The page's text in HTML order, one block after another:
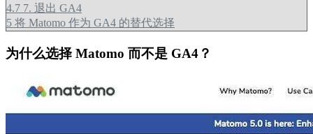
4.7 7. 退出 GA4
5 将 Matomo 作为 GA4 的替代选择
为什么选择 Matomo 而不是 GA4？